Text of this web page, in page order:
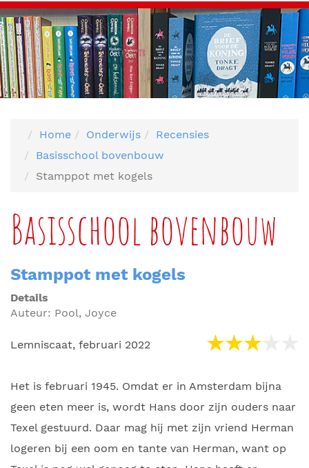
Home Onderwijs
Recensies
Basisschool bovenbouw
Stamppot met kogels
Basisschool bovenbouw
Stamppot met kogels
Details
Auteur: Pool, Joyce
Lemniscaat, februari 2022
Het is februari 1945. Omdat er in Amsterdam bijna
geen eten meer is, wordt Hans door zijn ouders naar
Texel gestuurd. Daar mag hij met zijn vriend Herman
logeren bij een oom en tante van Herman, want op